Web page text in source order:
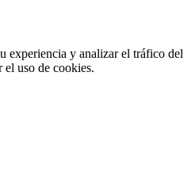
experiencia y analizar el tráfico del
el uso de cookies.